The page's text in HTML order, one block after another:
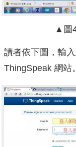
▲圖
讀者依下圖，輸
ThingSpeak 網站。